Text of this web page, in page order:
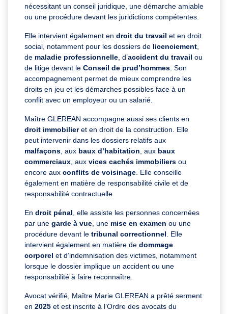
nécessitant un conseil juridique, une démarche amiable
ou une procédure devant les juridictions compétentes.
Elle intervient également en droit du travail et en droit
social, notamment pour les dossiers de licenciement
de maladie professionnelle , d’accident du travail ou
de litige devant le Conseil de prud’hommes . Son
accompagnement permet de mieux comprendre les
droits en jeu et les démarches possibles face à un
conflit avec un employeur ou un salarié.
Maître GLEREAN accompagne aussi ses clients en
droit immobilieret en droit de la construction. Elle
peut intervenir dans les dossiers relatifs aux
malfaçons , aux baux d’habitation , aux baux
commerciaux , aux vices cachés immobiliers ou
encore aux conflits de voisinage . Elle conseille
également en matière de responsabilité civile et de
responsabilité contractuelle.
En droit pénal , elle assiste les personnes concernées
par une garde à vue , une mise en examen ou une
procédure devant le tribunal correctionnel . Elle
intervient également en matière de dommage
corporel et d’indemnisation des victimes, notamment
lorsque le dossier implique un accident ou une
responsabilité à faire reconnaître.
Avocat vérifié, Maître Marie GLEREAN a prêté serment
en 2025 et est inscrite à l’Ordre des avocats du